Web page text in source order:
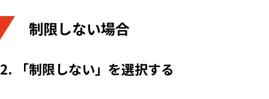
制限しない場合
2. 「制限しない」を選択する